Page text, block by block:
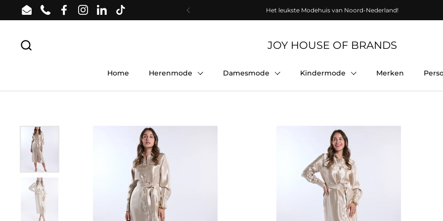
Ga naar content
EmailPhoneFacebookInstagram
LinkedInTikTok Vorige Het leukste Modehuis van Noord-Nederland!
JOY HOUSE OF BRANDS
Home Herenmode Damesmode Kindermode Merken